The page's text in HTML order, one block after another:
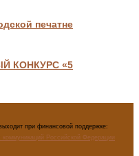
печатне
КОНКУРС «5
при финансовой поддержке:
Российской Федерации